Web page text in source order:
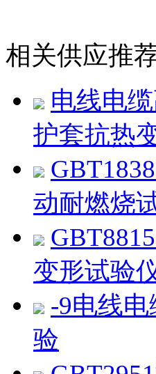
相关供应推
电线电
护套抗热
动耐燃烧
变形试验
-9电线
验